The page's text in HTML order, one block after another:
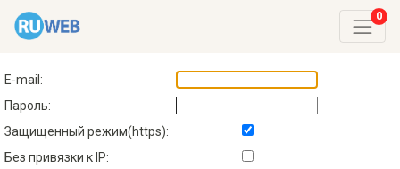
E-mail:
Пароль:
Защищенный режим(https):
Без привязки к IP: